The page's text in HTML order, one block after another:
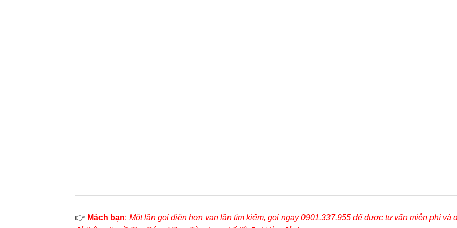
👉 Mách bạn: Một lần gọi điện hơn vạn lần tìm kiếm, gọi ngay 0901.337.955 để được tư vấn miễn phí và